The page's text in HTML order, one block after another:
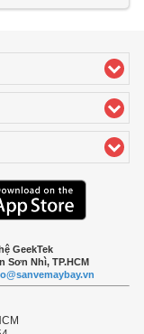
GeekTek
Sơn Nhì, TP.HCM